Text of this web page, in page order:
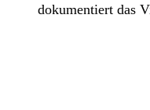
dokumentiert das